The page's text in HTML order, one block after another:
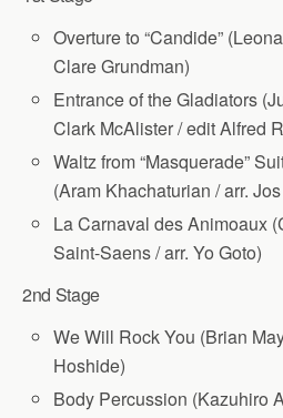
Overture to “Candide”
Clare Grundman)
Entrance of the Gladiators
Clark McAlister / edit Alfred
Waltz from “Masquerade”
(Aram Khachaturian / arr.
La Carnaval des Animoaux
Saint-Saens / arr. Yo Goto)
2nd Stage
We Will Rock You (Brian
Hoshide)
Body Percussion (Kazuhiro